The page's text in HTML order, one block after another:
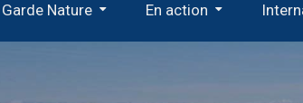
Garde Nature En action